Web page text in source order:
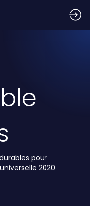
pour
2020